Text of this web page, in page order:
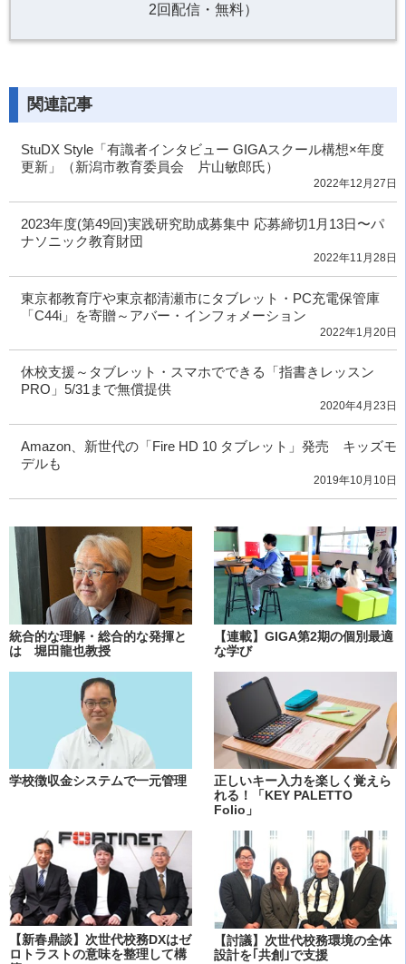
2回配信・無料）
関連記事
StuDX Style「有識者インタビュー GIGAスクール構想×年度
更新」（新潟市教育委員会 片山敏郎氏）
2022年12月27日
2023年度(第49回)実践研究助成募集中 応募締切1月13日〜パ
ナソニック教育財団
2022年11月28日
東京都教育庁や東京都清瀬市にタブレット・PC充電保管庫
「C44i」を寄贈～アバー・インフォメーション
2022年1月20日
休校支援～タブレット・スマホでできる「指書きレッスン
PRO」5/31まで無償提供
2020年4月23日
Amazon、新世代の「Fire HD 10 タブレット」発売 キッズモ
デルも
2019年10月10日
統合的な理解・総合的な発揮と
は 堀田龍也教授
【連載】GIGA第2期の個別最適
な学び
学校徴収金システムで一元管理
正しいキー入力を楽しく覚えら
れる！「KEY PALETTO
Folio」
【新春鼎談】次世代校務DXはゼ
ロトラストの意味を整理して構
【討議】次世代校務環境の全体
設計を｢共創｣で支援